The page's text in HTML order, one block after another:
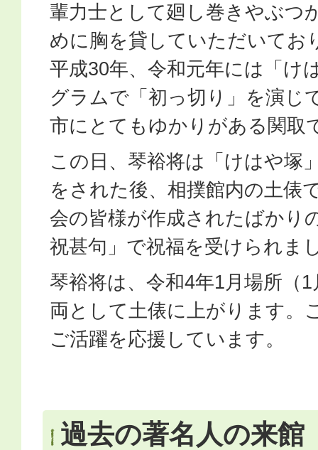
輩力士として廻し巻きやぶつ
めに胸を貸していただいてお
平成30年、令和元年には「け
グラムで「初っ切り」を演じ
市にとてもゆかりがある関取
この日、琴裕将は「けはや塚
をされた後、相撲館内の土俵
会の皆様が作成されたばかり
祝甚句」で祝福を受けられま
琴裕将は、令和4年1月場所（
両として土俵に上がります。
ご活躍を応援しています。
過去の著名人の来館